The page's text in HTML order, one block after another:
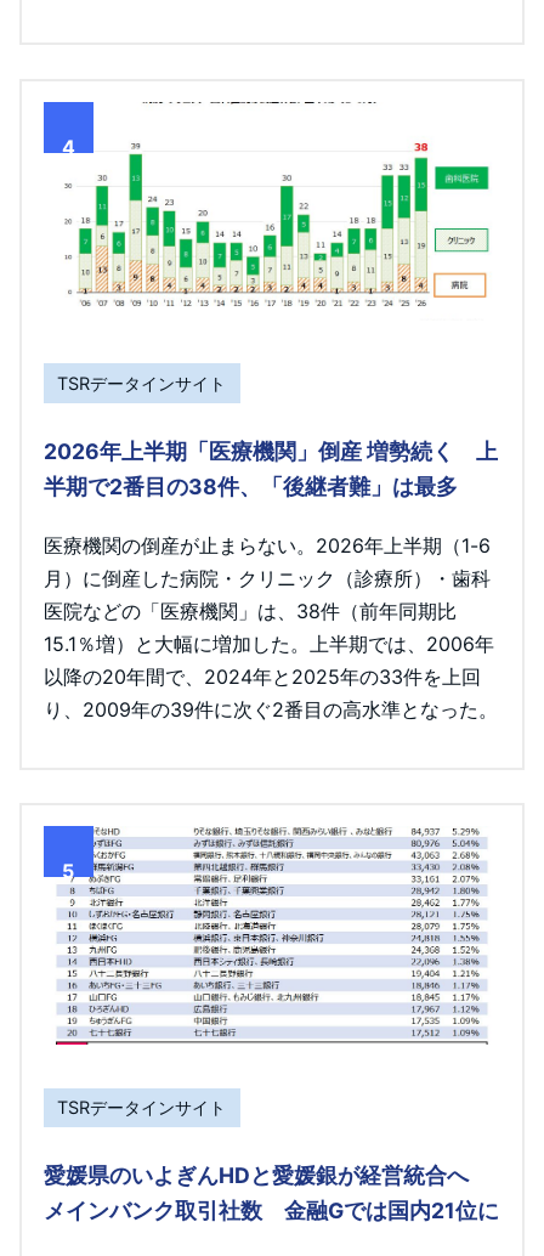
4
TSRデータインサイト
2026年上半期「医療機関」倒産 増勢続く 上
半期で2番目の38件、「後継者難」は最多
医療機関の倒産が止まらない。2026年上半期（1-6
月）に倒産した病院・クリニック（診療所）・歯科
医院などの「医療機関」は、38件（前年同期比
15.1％増）と大幅に増加した。上半期では、2006年
以降の20年間で、2024年と2025年の33件を上回
り、2009年の39件に次ぐ2番目の高水準となった。
5
TSRデータインサイト
愛媛県のいよぎんHDと愛媛銀が経営統合へ
メインバンク取引社数 金融Gでは国内21位に